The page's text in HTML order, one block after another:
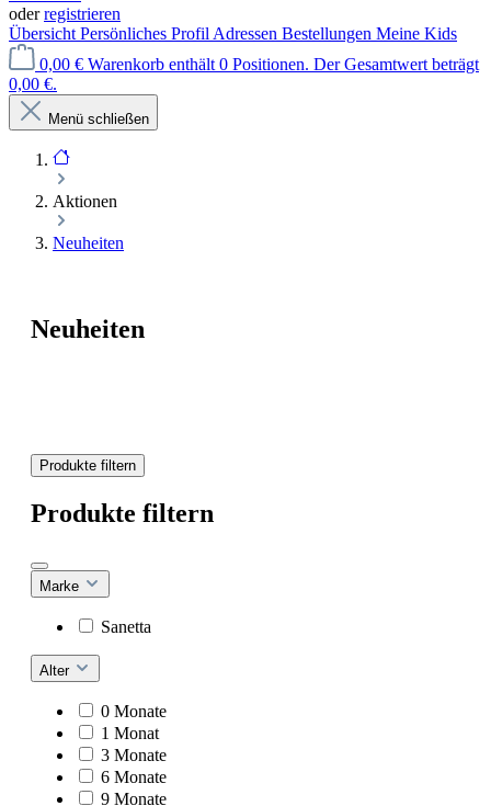
oderregistrieren
Übersicht Persönliches Profil Adressen Bestellungen Meine Kids
0,00 € Warenkorb enthält 0 Positionen. Der Gesamtwert beträgt
0,00 €.
Menü schließen
Aktionen
Neuheiten
Neuheiten
Produkte filtern
Produkte filtern
Marke
Sanetta
Alter
0 Monate
1 Monat
3 Monate
6 Monate
9 Monate